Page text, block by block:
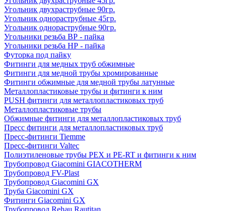
Угольник двухраструбные 90гр.
Угольник однораструбные 45гр.
Угольник однораструбные 90гр.
Угольники резьба ВР - пайка
Угольники резьба НР - пайка
Футорка под пайку
Фитинги для медных труб обжимные
Фитинги для медной трубы хромированные
Фитинги обжимные для медной трубы латунные
Металлопластиковые трубы и фитинги к ним
PUSH фитинги для металлопластиковых труб
Металлопластиковые трубы
Обжимные фитинги для металлопластиковых труб
Пресс фитинги для металлопластиковых труб
Пресс-фитинги Tiemme
Пресс-фитинги Valtec
Полиэтиленовые трубы PEX и PE-RT и фитинги к ним
Трубопровод Giacomini GIACOTHERM
Трубопровод FV-Plast
Трубопровод Giacomini GX
Труба Giacomini GX
Фитинги Giacomini GX
Трубопровод Rehau Rautitan